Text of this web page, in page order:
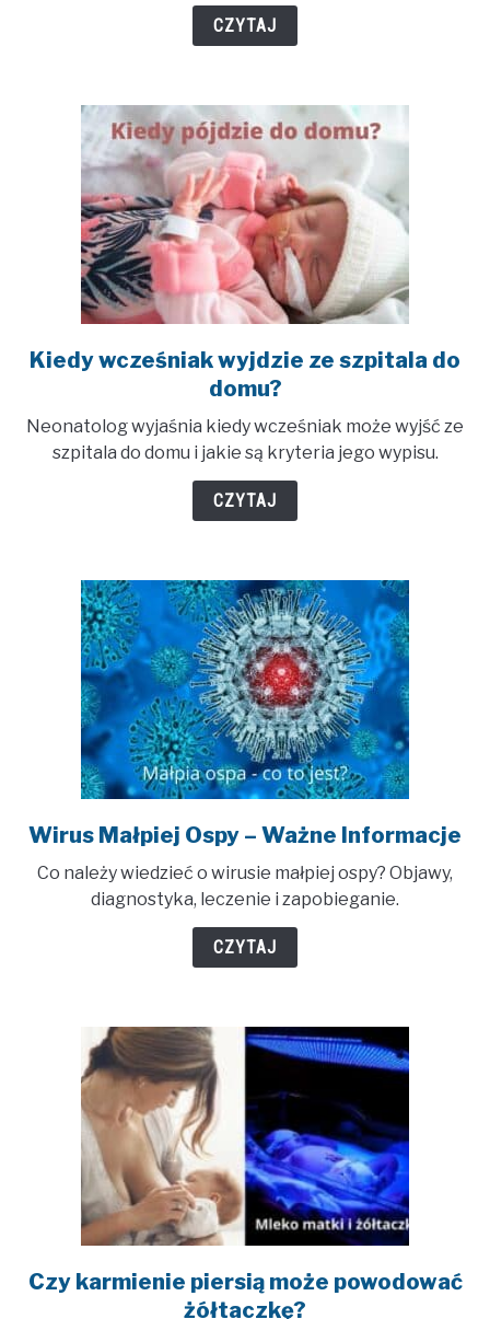
porodach
CZYTAJ
link
to
wcześniak
wyjdzie
ze
szpitala
Kiedy wcześniak wyjdzie ze szpitala do
domu?
Neonatolog wyjaśnia kiedy wcześniak może wyjść ze
szpitala do domu i jakie są kryteria jego wypisu.
CZYTAJ
link
Wirus
Małpiej
Ospy
–
Wirus Małpiej Ospy – Ważne Informacje
Co należy wiedzieć o wirusie małpiej ospy? Objawy,
diagnostyka, leczenie i zapobieganie.
CZYTAJ
link
to
Czy karmienie piersią może powodować
żółtaczkę?